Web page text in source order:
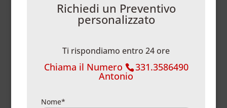
Richiedi un Preventivo
personalizzato
Ti rispondiamo entro 24 ore
Chiama il Numero 331.3586490
Antonio
Nome*